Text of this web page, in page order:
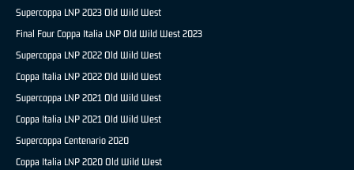
Supercoppa LNP 2023 Old Wild West
Final Four Coppa Italia LNP Old Wild West 2023
Supercoppa LNP 2022 Old Wild West
Coppa Italia LNP 2022 Old Wild West
Supercoppa LNP 2021 Old Wild West
Coppa Italia LNP 2021 Old Wild West
Supercoppa Centenario 2020
Coppa Italia LNP 2020 Old Wild West